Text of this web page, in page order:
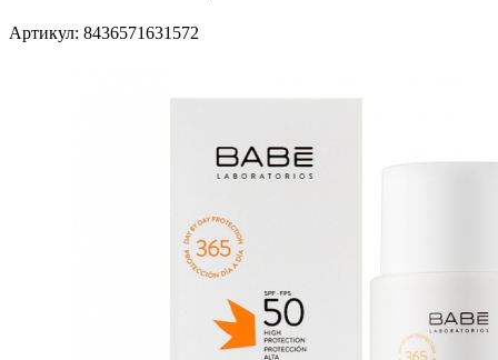
Артикул: 8436571631572